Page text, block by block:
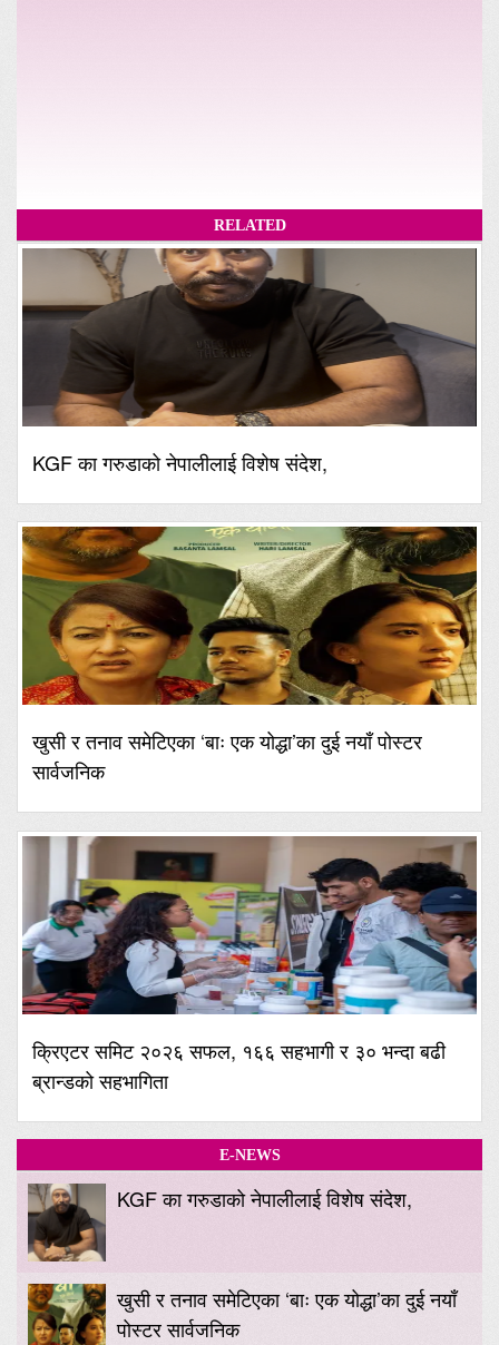
RELATED
KGF का गरुडाको नेपालीलाई विशेष संदेश,
खुसी र तनाव समेटिएका ‘बाः एक योद्धा’का दुई नयाँ पोस्टर
सार्वजनिक
क्रिएटर समिट २०२६ सफल, १६६ सहभागी र ३० भन्दा बढी
ब्रान्डको सहभागिता
E-NEWS
KGF का गरुडाको नेपालीलाई विशेष संदेश,
खुसी र तनाव समेटिएका ‘बाः एक योद्धा’का दुई नयाँ
पोस्टर सार्वजनिक